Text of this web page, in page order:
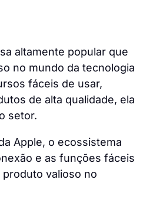
altamente popular que
no mundo da tecnologia
fáceis de usar,
de alta qualidade, ela
setor.
Apple, o ecossistema
e as funções fáceis
valioso no